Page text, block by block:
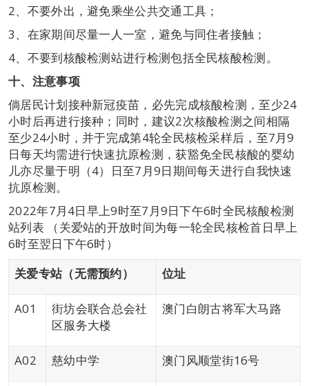
2、不要外出，避免乘坐公共交通工具；
3、在家期间尽量一人一室，避免与同住者接触；
4、不要到核酸检测站进行检测包括全民核酸检测。
十、注意事项
倘居民计划接种新冠疫苗，必先完成核酸检测，至少24
小时后再进行接种；同时，建议2次核酸检测之间相隔
至少24小时，并于完成第4轮全民核检采样后，至7月9
日每天均需进行快速抗原检测，获豁免全民核酸的婴幼
儿亦尽量于明（4）日至7月9日期间每天进行自我快速
抗原检测。
2022年7月4日早上9时至7月9日下午6时全民核酸检测
站列表 （关爱站的开放时间为每一轮全民核检首日早上
6时至翌日下午6时）
关爱专站（无需预约）
位址
A01
街坊会联合总会社
区服务大楼
澳门白朗古将军大马路
A02 慈幼中学 澳门风顺堂街16号